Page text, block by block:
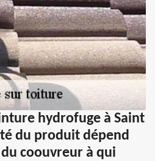
hydrofuge à Saint
du produit dépend
coouvreur à qui